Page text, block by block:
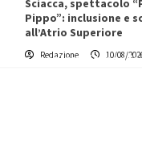
Sciacca, spettacolo
Pippo”: inclusione e
all’Atrio Superiore
Redazione 10/08/
Buscarnera
per la